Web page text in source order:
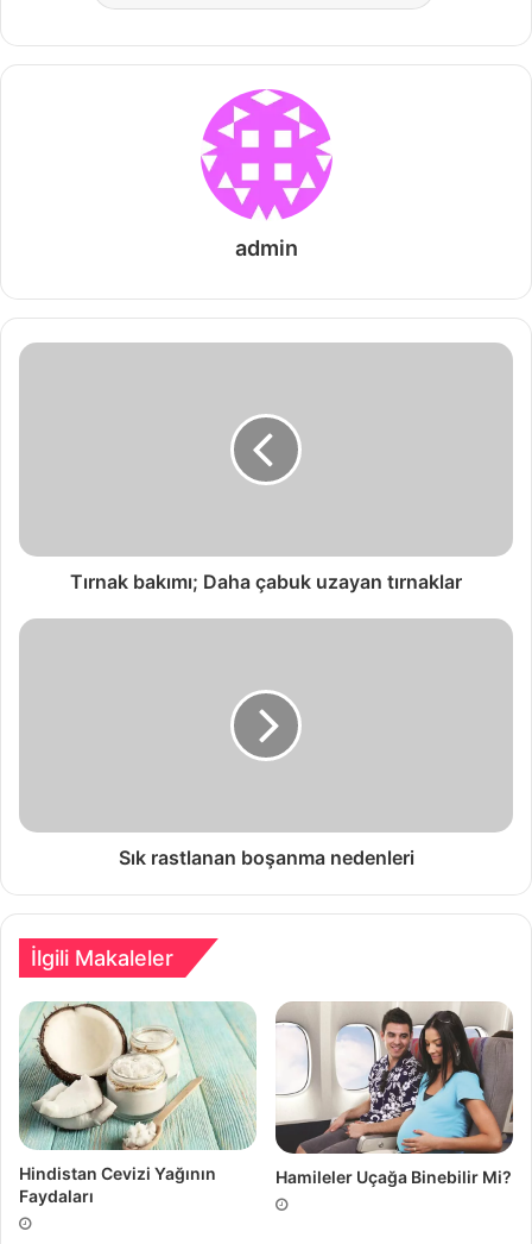
admin
Tırnak bakımı; Daha çabuk uzayan tırnaklar
Sık rastlanan boşanma nedenleri
İlgili Makaleler
Hindistan Cevizi Yağının
Faydaları
Hamileler Uçağa Binebilir Mi?